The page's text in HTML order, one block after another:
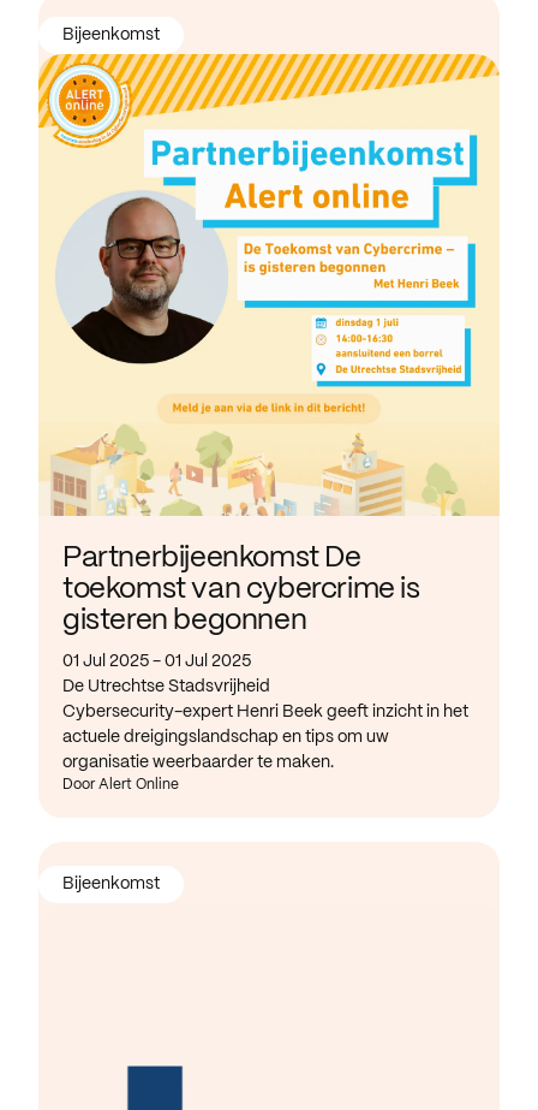
Partnerbijeenkomst De
toekomst van cybercrime is
gisteren begonnen
01 Jul 2025 - 01 Jul 2025
De Utrechtse Stadsvrijheid
Cybersecurity-expert Henri Beek geeft inzicht in het
actuele dreigingslandschap en tips om uw
organisatie weerbaarder te maken.
Door Alert Online
Bijeenkomst
Bijeenkomst